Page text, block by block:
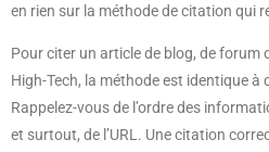
en rien sur la méthode de citation qui
Pour citer un article de blog, de forum
High-Tech, la méthode est identique à
Rappelez-vous de l’ordre des
et surtout, de l’URL. Une citation